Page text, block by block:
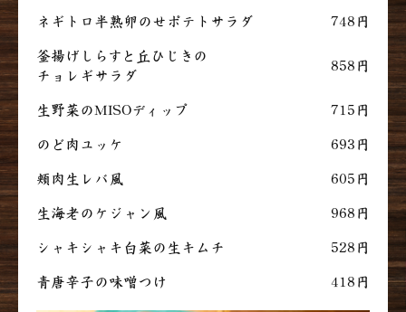
ネギトロ半熟卵のせポテトサラダ 748円
釜揚げしらすと丘ひじきの
チョレギサラダ
858円
生野菜のMISOディップ 715円
のど肉ユッケ 693円
頬肉生レバ風 605円
生海老のケジャン風 968円
シャキシャキ白菜の生キムチ 528円
青唐辛子の味噌つけ 418円